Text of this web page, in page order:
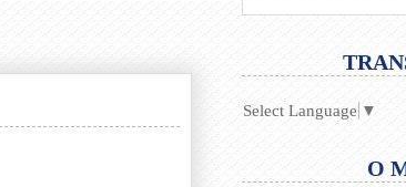
Select Language ▼
O